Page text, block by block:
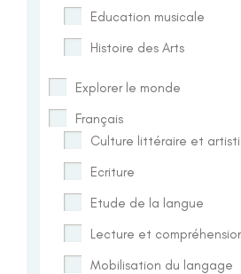
Education musicale
Histoire des Arts
Explorer le monde
Français
Culture littéraire et
Ecriture
Etude de la langue
Lecture et
Mobilisation du langage